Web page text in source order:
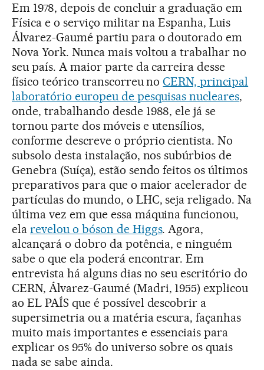
Em 1978, depois de concluir a graduação em
Física e o serviço militar na Espanha, Luis
Álvarez-Gaumé partiu para o doutorado em
Nova York. Nunca mais voltou a trabalhar no
seu país. A maior parte da carreira desse
físico teórico transcorreu noCERN, principal
laboratório europeu de pesquisas nucleares,
onde, trabalhando desde 1988, ele já se
tornou parte dos móveis e utensílios,
conforme descreve o próprio cientista. No
subsolo desta instalação, nos subúrbios de
Genebra (Suíça), estão sendo feitos os últimos
preparativos para que o maior acelerador de
partículas do mundo, o LHC, seja religado. Na
última vez em que essa máquina funcionou,
ela revelou o bóson de Higgs. Agora,
alcançará o dobro da potência, e ninguém
sabe o que ela poderá encontrar. Em
entrevista há alguns dias no seu escritório do
CERN, Álvarez-Gaumé (Madri, 1955) explicou
ao EL PAÍS que é possível descobrir a
supersimetria ou a matéria escura, façanhas
muito mais importantes e essenciais para
explicar os 95% do universo sobre os quais
nada se sabe ainda.